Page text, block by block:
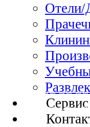
Отели/